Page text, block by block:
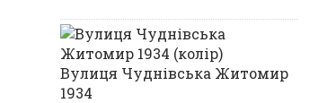
Вулиця Чуднівська Житомир
1934